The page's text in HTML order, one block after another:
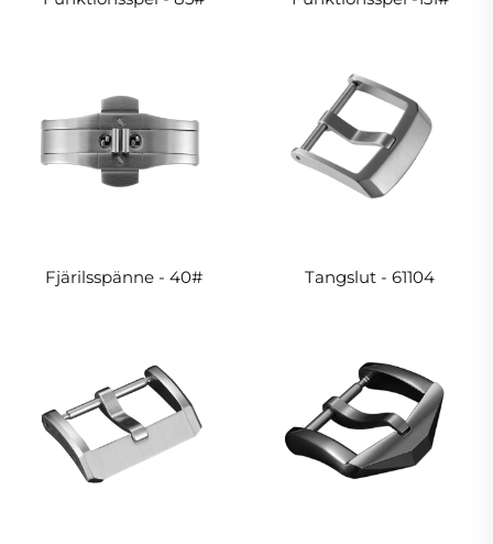
Fjärilsspänne - 40# Tangslut - 61104